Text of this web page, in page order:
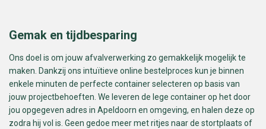
Gemak en tijdbesparing
Ons doel is om jouw afvalverwerking zo gemakkelijk mogelijk te
maken. Dankzij ons intuïtieve online bestelproces kun je binnen
enkele minuten de perfecte container selecteren op basis van
jouw projectbehoeften. We leveren de lege container op het door
jou opgegeven adres in Apeldoorn en omgeving, en halen deze op
zodra hij vol is. Geen gedoe meer met ritjes naar de stortplaats of